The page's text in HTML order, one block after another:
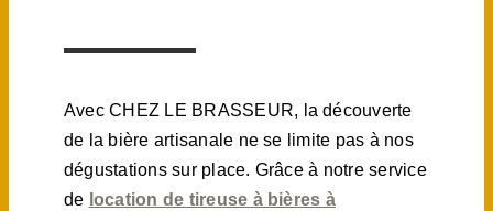
Avec CHEZ LE BRASSEUR, la découverte
de la bière artisanale ne se limite pas à nos
dégustations sur place. Grâce à notre service
de location de tireuse à bières à